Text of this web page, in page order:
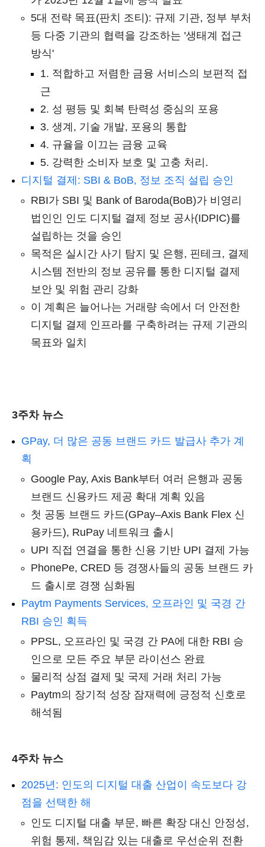
5대 전략 목표(판치 조티): 규제 기관, 정부 부처
등 다중 기관의 협력을 강조하는 '생태계 접근
방식'
1. 적합하고 저렴한 금융 서비스의 보편적 접
근
2. 성 평등 및 회복 탄력성 중심의 포용
3. 생계, 기술 개발, 포용의 통합
4. 규율을 이끄는 금융 교육
5. 강력한 소비자 보호 및 고충 처리.
디지털 결제: SBI & BoB, 정보 조직 설립 승인
RBI가 SBI 및 Bank of Baroda(BoB)가 비영리
법인인 인도 디지털 결제 정보 공사(IDPIC)를
설립하는 것을 승인
목적은 실시간 사기 탐지 및 은행, 핀테크, 결제
시스템 전반의 정보 공유를 통한 디지털 결제
보안 및 위험 관리 강화
이 계획은 늘어나는 거래량 속에서 더 안전한
디지털 결제 인프라를 구축하려는 규제 기관의
목표와 일치
3주차 뉴스
GPay, 더 많은 공동 브랜드 카드 발급사 추가 계
획
Google Pay, Axis Bank부터 여러 은행과 공동
브랜드 신용카드 제공 확대 계획 있음
첫 공동 브랜드 카드(GPay–Axis Bank Flex 신
용카드), RuPay 네트워크 출시
UPI 직접 연결을 통한 신용 기반 UPI 결제 가능
PhonePe, CRED 등 경쟁사들의 공동 브랜드 카
드 출시로 경쟁 심화됨
Paytm Payments Services, 오프라인 및 국경 간
RBI 승인 획득
PPSL, 오프라인 및 국경 간 PA에 대한 RBI 승
인으로 모든 주요 부문 라이선스 완료
물리적 상점 결제 및 국제 거래 처리 가능
Paytm의 장기적 성장 잠재력에 긍정적 신호로
해석됨
4주차 뉴스
2025년: 인도의 디지털 대출 산업이 속도보다 강
점을 선택한 해
인도 디지털 대출 부문, 빠른 확장 대신 안정성,
위험 통제, 책임감 있는 대출로 우선순위 전환